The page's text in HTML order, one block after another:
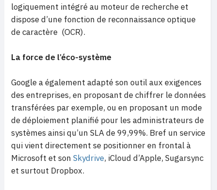
logiquement intégré au moteur de recherche et
dispose d’une fonction de reconnaissance optique
de caractère (OCR).
La force de l’éco-système
Google a également adapté son outil aux exigences
des entreprises, en proposant de chiffrer le données
transférées par exemple, ou en proposant un mode
de déploiement planifié pour les administrateurs de
systèmes ainsi qu’un SLA de 99,99%. Bref un service
qui vient directement se positionner en frontal à
Microsoft et son Skydrive, iCloud d’Apple, Sugarsync
et surtout Dropbox.